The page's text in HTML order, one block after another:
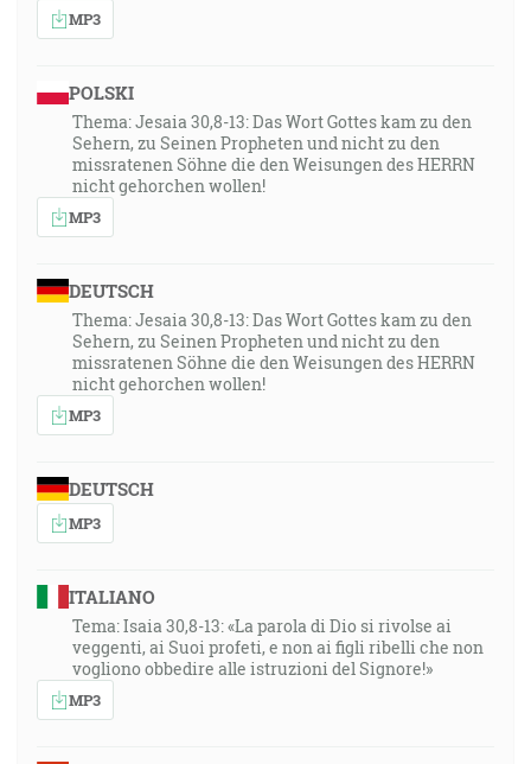
MP3
POLSKI
Thema: Jesaia 30,8-13: Das Wort Gottes kam zu den
Sehern, zu Seinen Propheten und nicht zu den
missratenen Söhne die den Weisungen des HERRN
nicht gehorchen wollen!
MP3
DEUTSCH
Thema: Jesaia 30,8-13: Das Wort Gottes kam zu den
Sehern, zu Seinen Propheten und nicht zu den
missratenen Söhne die den Weisungen des HERRN
nicht gehorchen wollen!
MP3
DEUTSCH
MP3
ITALIANO
Tema: Isaia 30,8-13: «La parola di Dio si rivolse ai
veggenti, ai Suoi profeti, e non ai figli ribelli che non
vogliono obbedire alle istruzioni del Signore!»
MP3